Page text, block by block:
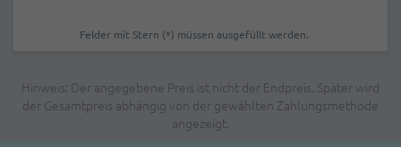
Felder mit Stern (*) müssen ausgefüllt werden.
Hinweis: Der angegebene Preis ist nicht der Endpreis. Später wird
der Gesamtpreis abhängig von der gewählten Zahlungsmethode
angezeigt.